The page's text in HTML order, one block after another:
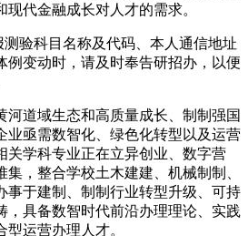
代金融成长对人才的需求。
验科目名称及代码、本人通信地址
例变动时，请及时奉告研招办，以便
道域生态和高质量成长、制制强国
业亟需数智化、绿色化转型以及运营
关学科专业正在立异创业、数字营
，整合学校土木建建、机械制制、
事于建制、制制行业转型升级、可持
，具备数智时代前沿办理理论、实践
运营办理人才。